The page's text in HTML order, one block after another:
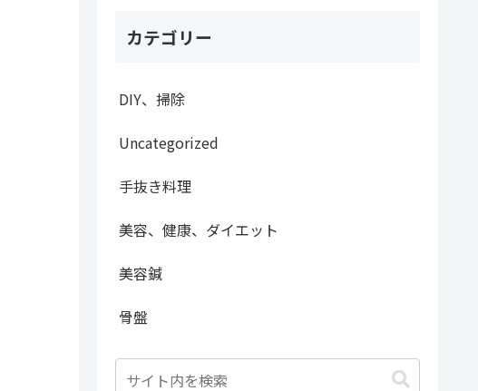
カテゴリー
DIY、掃除
Uncategorized
手抜き料理
美容、健康、ダイエット
美容鍼
骨盤